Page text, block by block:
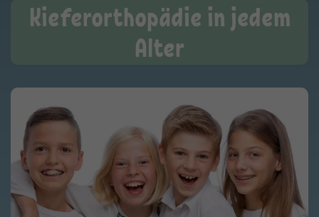
Kieferorthopädie in jedem
Alter